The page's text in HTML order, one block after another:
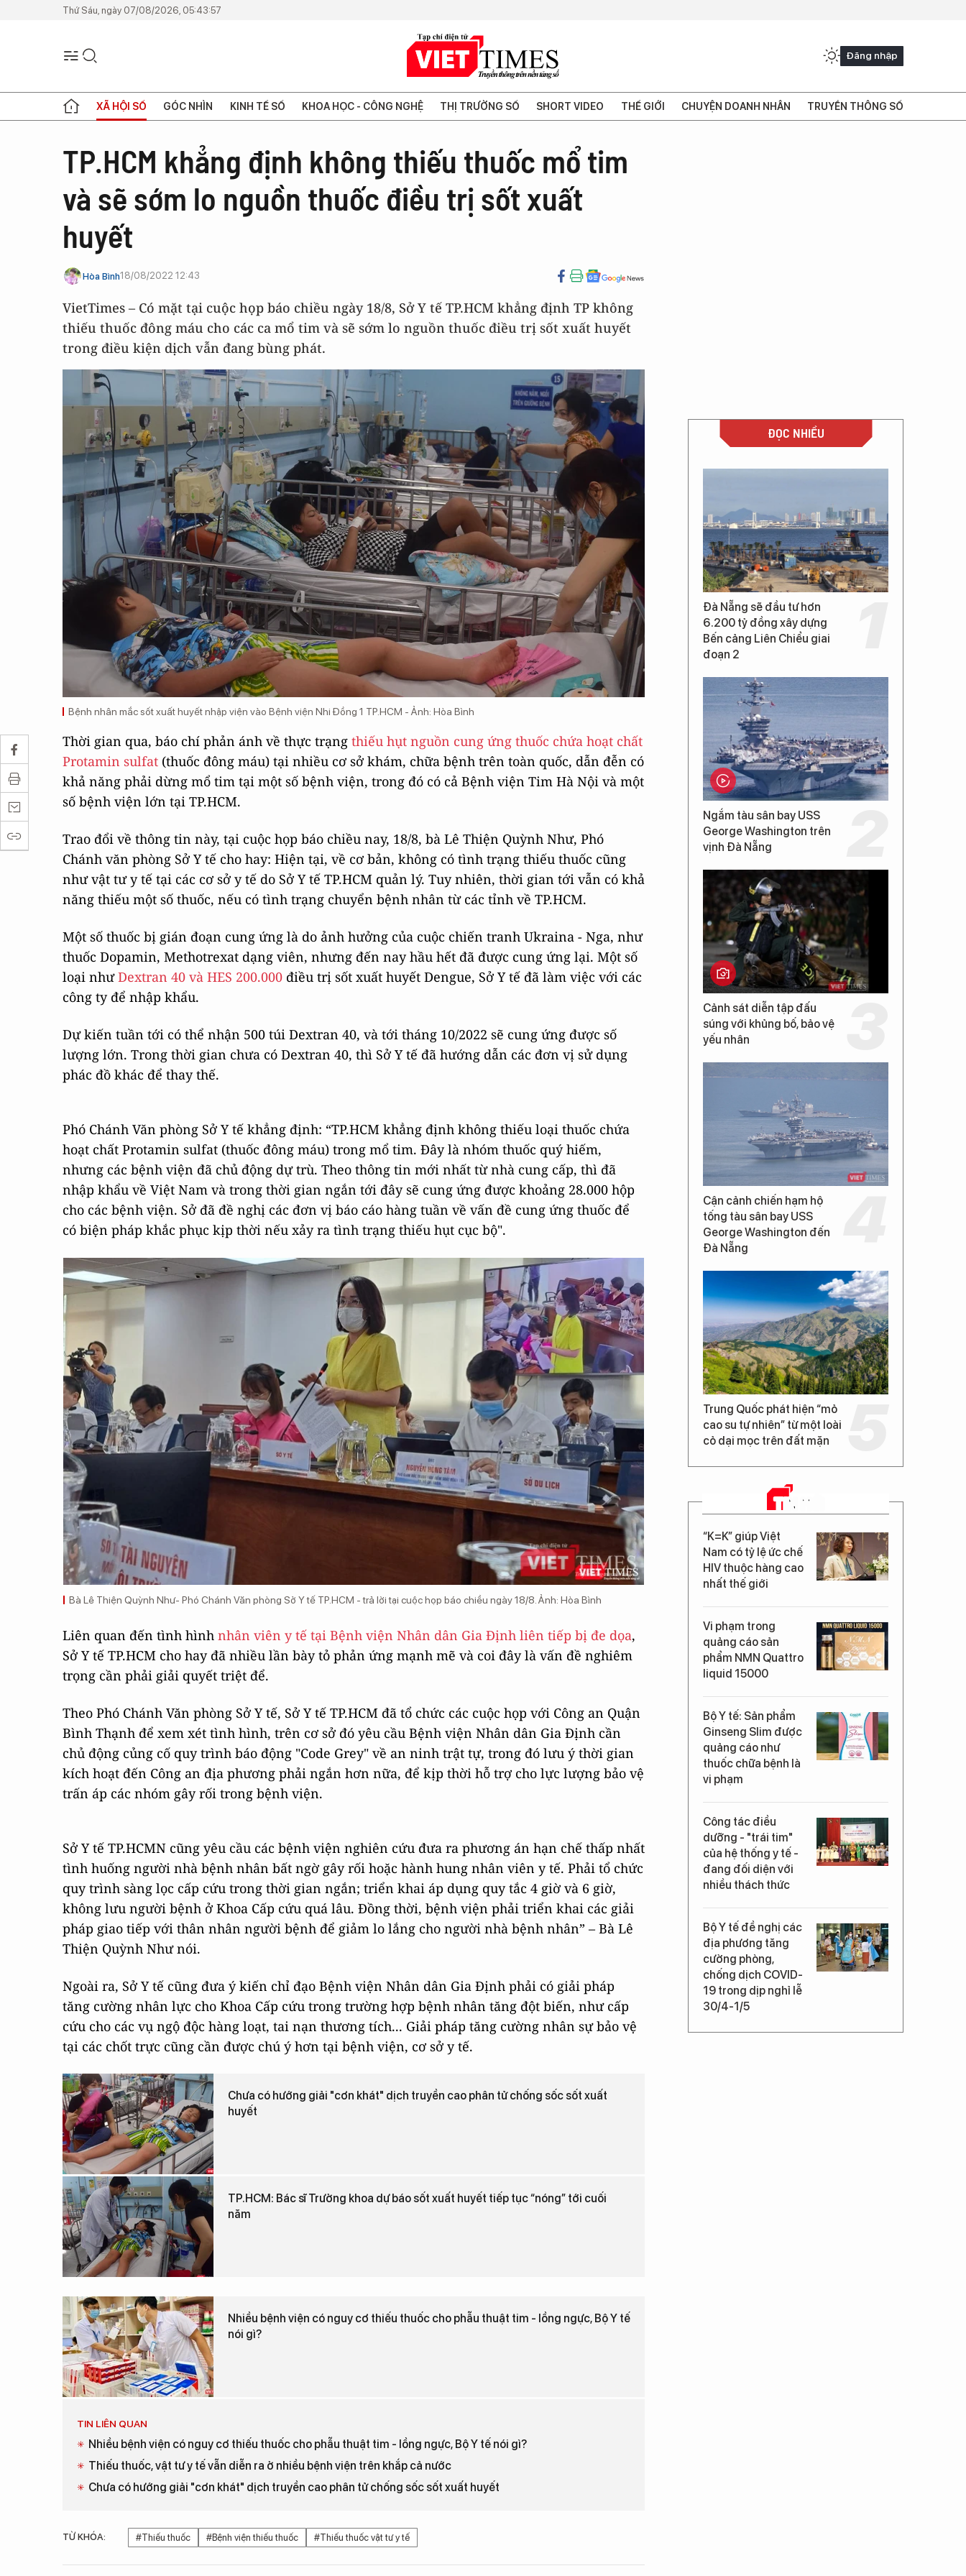
Thứ Sáu, ngày 07/08/2026, 05:43:57
Đăng nhập
XÃ HỘI SỐ GÓC NHÌN KINH TẾ SỐ KHOA HỌC - CÔNG NGHỆ THỊ TRƯỜNG SỐ SHORT VIDEO THẾ GIỚI CHUYỆN DOANH NHÂN TRUYỀN THÔNG SỐ
TP.HCM khẳng định không thiếu thuốc mổ tim
và sẽ sớm lo nguồn thuốc điều trị sốt xuất
huyết
Hòa Bình18/08/2022 12:43
VietTimes – Có mặt tại cuộc họp báo chiều ngày 18/8, Sở Y tế TP.HCM khẳng định TP không
thiếu thuốc đông máu cho các ca mổ tim và sẽ sớm lo nguồn thuốc điều trị sốt xuất huyết
trong điều kiện dịch vẫn đang bùng phát.
Bệnh nhân mắc sốt xuất huyết nhập viện vào Bệnh viện Nhi Đồng 1 TP.HCM - Ảnh: Hòa Bình
Thời gian qua, báo chí phản ánh về thực trạng thiếu hụt nguồn cung ứng thuốc chứa hoạt chất
Protamin sulfat (thuốc đông máu) tại nhiều cơ sở khám, chữa bệnh trên toàn quốc, dẫn đễn có
khả năng phải dừng mổ tim tại một số bệnh viện, trong đó có cả Bệnh viện Tim Hà Nội và một
số bệnh viện lớn tại TP.HCM.
Trao đổi về thông tin này, tại cuộc họp báo chiều nay, 18/8, bà Lê Thiện Quỳnh Như, Phó
Chánh văn phòng Sở Y tế cho hay: Hiện tại, về cơ bản, không có tình trạng thiếu thuốc cũng
như vật tư y tế tại các cơ sở y tế do Sở Y tế TP.HCM quản lý. Tuy nhiên, thời gian tới vẫn có khả
năng thiếu một số thuốc, nếu có tình trạng chuyển bệnh nhân từ các tỉnh về TP.HCM.
Một số thuốc bị gián đoạn cung ứng là do ảnh hưởng của cuộc chiến tranh Ukraina - Nga, như
thuốc Dopamin, Methotrexat dạng viên, nhưng đến nay hầu hết đã được cung ứng lại. Một số
loại nhưDextran 40 và HES 200.000 điều trị sốt xuất huyết Dengue, Sở Y tế đã làm việc với các
công ty để nhập khẩu.
Dự kiến tuần tới có thể nhận 500 túi Dextran 40, và tới tháng 10/2022 sẽ cung ứng được số
lượng lớn. Trong thời gian chưa có Dextran 40, thì Sở Y tế đã hướng dẫn các đơn vị sử dụng
phác đồ khác để thay thế.
Phó Chánh Văn phòng Sở Y tế khẳng định: “TP.HCM khẳng định không thiếu loại thuốc chứa
hoạt chất Protamin sulfat (thuốc đông máu) trong mổ tim. Đây là nhóm thuốc quý hiếm,
nhưng các bệnh viện đã chủ động dự trù. Theo thông tin mới nhất từ nhà cung cấp, thì đã
nhập khẩu về Việt Nam và trong thời gian ngắn tới đây sẽ cung ứng được khoảng 28.000 hộp
cho các bệnh viện. Sở đã đề nghị các đơn vị báo cáo hàng tuần về vấn đề cung ứng thuốc để
có biện pháp khắc phục kịp thời nếu xảy ra tình trạng thiếu hụt cục bộ".
Bà Lê Thiện Quỳnh Như- Phó Chánh Văn phòng Sở Y tế TP.HCM - trả lời tại cuộc họp báo chiều ngày 18/8. Ảnh: Hòa Bình
Liên quan đến tình hình nhân viên y tế tại Bệnh viện Nhân dân Gia Định liên tiếp bị đe dọa,
Sở Y tế TP.HCM cho hay đã nhiều lần bày tỏ phản ứng mạnh mẽ và coi đây là vấn đề nghiêm
trọng cần phải giải quyết triệt để.
Theo Phó Chánh Văn phòng Sở Y tế, Sở Y tế TP.HCM đã tổ chức các cuộc họp với Công an Quận
Bình Thạnh để xem xét tình hình, trên cơ sở đó yêu cầu Bệnh viện Nhân dân Gia Định cần
chủ động củng cố quy trình báo động "Code Grey" về an ninh trật tự, trong đó lưu ý thời gian
kích hoạt đến Công an địa phương phải ngắn hơn nữa, để kịp thời hỗ trợ cho lực lượng bảo vệ
trấn áp các nhóm gây rối trong bệnh viện.
Sở Y tế TP.HCMN cũng yêu cầu các bệnh viện nghiên cứu đưa ra phương án hạn chế thấp nhất
tình huống người nhà bệnh nhân bất ngờ gây rối hoặc hành hung nhân viên y tế. Phải tổ chức
quy trình sàng lọc cấp cứu trong thời gian ngắn; triển khai áp dụng quy tắc 4 giờ và 6 giờ,
không lưu người bệnh ở Khoa Cấp cứu quá lâu. Đồng thời, bệnh viện phải triển khai các giải
pháp giao tiếp với thân nhân người bệnh để giảm lo lắng cho người nhà bệnh nhân” – Bà Lê
Thiện Quỳnh Như nói.
Ngoài ra, Sở Y tế cũng đưa ý kiến chỉ đạo Bệnh viện Nhân dân Gia Định phải có giải pháp
tăng cường nhân lực cho Khoa Cấp cứu trong trường hợp bệnh nhân tăng đột biến, như cấp
cứu cho các vụ ngộ độc hàng loạt, tai nạn thương tích... Giải pháp tăng cường nhân sự bảo vệ
tại các chốt trực cũng cần được chú ý hơn tại bệnh viện, cơ sở y tế.
Chưa có hướng giải "cơn khát" dịch truyền cao phân tử chống sốc sốt xuất
huyết
TP.HCM: Bác sĩ Trưởng khoa dự báo sốt xuất huyết tiếp tục “nóng” tới cuối
năm
Nhiều bệnh viện có nguy cơ thiếu thuốc cho phẫu thuật tim - lồng ngực, Bộ Y tế
nói gì?
TIN LIÊN QUAN
Nhiều bệnh viện có nguy cơ thiếu thuốc cho phẫu thuật tim - lồng ngực, Bộ Y tế nói gì?
Thiếu thuốc, vật tư y tế vẫn diễn ra ở nhiều bệnh viện trên khắp cả nước
Chưa có hướng giải "cơn khát" dịch truyền cao phân tử chống sốc sốt xuất huyết
TỪ KHÓA: #Thiếu thuốc #Bệnh viện thiếu thuốc #Thiếu thuốc vật tư y tế
ĐỌC NHIỀU
Đà Nẵng sẽ đầu tư hơn
6.200 tỷ đồng xây dựng
Bến cảng Liên Chiểu giai
đoạn 2
Ngắm tàu sân bay USS
George Washington trên
vịnh Đà Nẵng
Cảnh sát diễn tập đấu
súng với khủng bố, bảo vệ
yếu nhân
Cận cảnh chiến hạm hộ
tống tàu sân bay USS
George Washington đến
Đà Nẵng
Trung Quốc phát hiện “mỏ
cao su tự nhiên” từ một loài
cỏ dại mọc trên đất mặn
TIN MỚI
“K=K” giúp Việt
Nam có tỷ lệ ức chế
HIV thuộc hàng cao
nhất thế giới
Vi phạm trong
quảng cáo sản
phẩm NMN Quattro
liquid 15000
Bộ Y tế: Sản phẩm
Ginseng Slim được
quảng cáo như
thuốc chữa bệnh là
vi phạm
Công tác điều
dưỡng - "trái tim"
của hệ thống y tế -
đang đối diện với
nhiều thách thức
Bộ Y tế đề nghị các
địa phương tăng
cường phòng,
chống dịch COVID-
19 trong dịp nghỉ lễ
30/4-1/5